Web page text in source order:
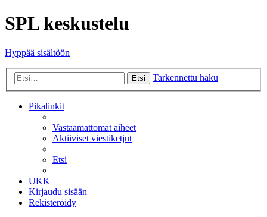
SPL keskustelu
Hyppää sisältöön
Etsi Tarkennettu haku
Pikalinkit
Vastaamattomat aiheet
Aktiiviset viestiketjut
Etsi
UKK
Kirjaudu sisään
Rekisteröidy